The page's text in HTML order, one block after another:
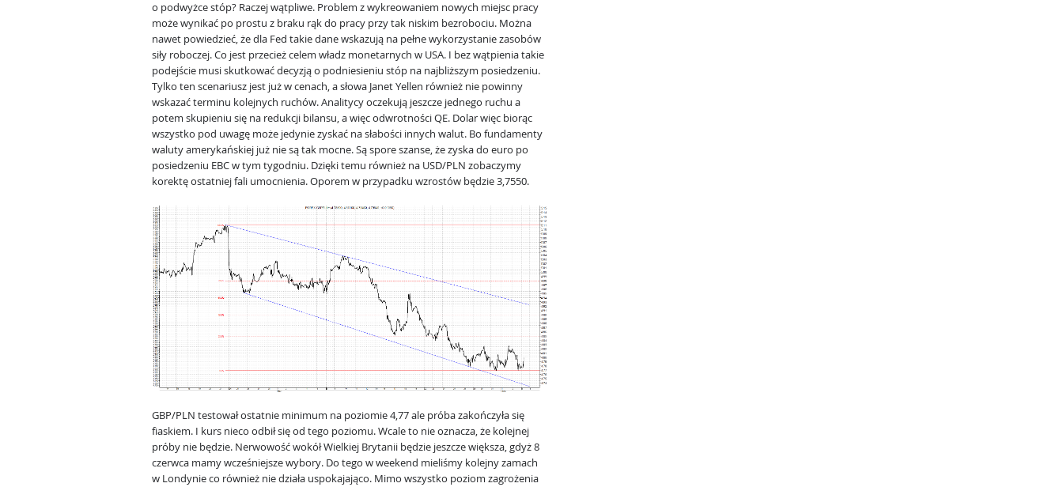
o podwyżce stóp? Raczej wątpliwe. Problem z wykreowaniem nowych miejsc pracy
może wynikać po prostu z braku rąk do pracy przy tak niskim bezrobociu. Można
nawet powiedzieć, że dla Fed takie dane wskazują na pełne wykorzystanie zasobów
siły roboczej. Co jest przecież celem władz monetarnych w USA. I bez wątpienia takie
podejście musi skutkować decyzją o podniesieniu stóp na najbliższym posiedzeniu.
Tylko ten scenariusz jest już w cenach, a słowa Janet Yellen również nie powinny
wskazać terminu kolejnych ruchów. Analitycy oczekują jeszcze jednego ruchu a
potem skupieniu się na redukcji bilansu, a więc odwrotności QE. Dolar więc biorąc
wszystko pod uwagę może jedynie zyskać na słabości innych walut. Bo fundamenty
waluty amerykańskiej już nie są tak mocne. Są spore szanse, że zyska do euro po
posiedzeniu EBC w tym tygodniu. Dzięki temu również na USD/PLN zobaczymy
korektę ostatniej fali umocnienia. Oporem w przypadku wzrostów będzie 3,7550.
GBP/PLN testował ostatnie minimum na poziomie 4,77 ale próba zakończyła się
fiaskiem. I kurs nieco odbił się od tego poziomu. Wcale to nie oznacza, że kolejnej
próby nie będzie. Nerwowość wokół Wielkiej Brytanii będzie jeszcze większa, gdyż 8
czerwca mamy wcześniejsze wybory. Do tego w weekend mieliśmy kolejny zamach
w Londynie co również nie działa uspokajająco. Mimo wszystko poziom zagrożenia